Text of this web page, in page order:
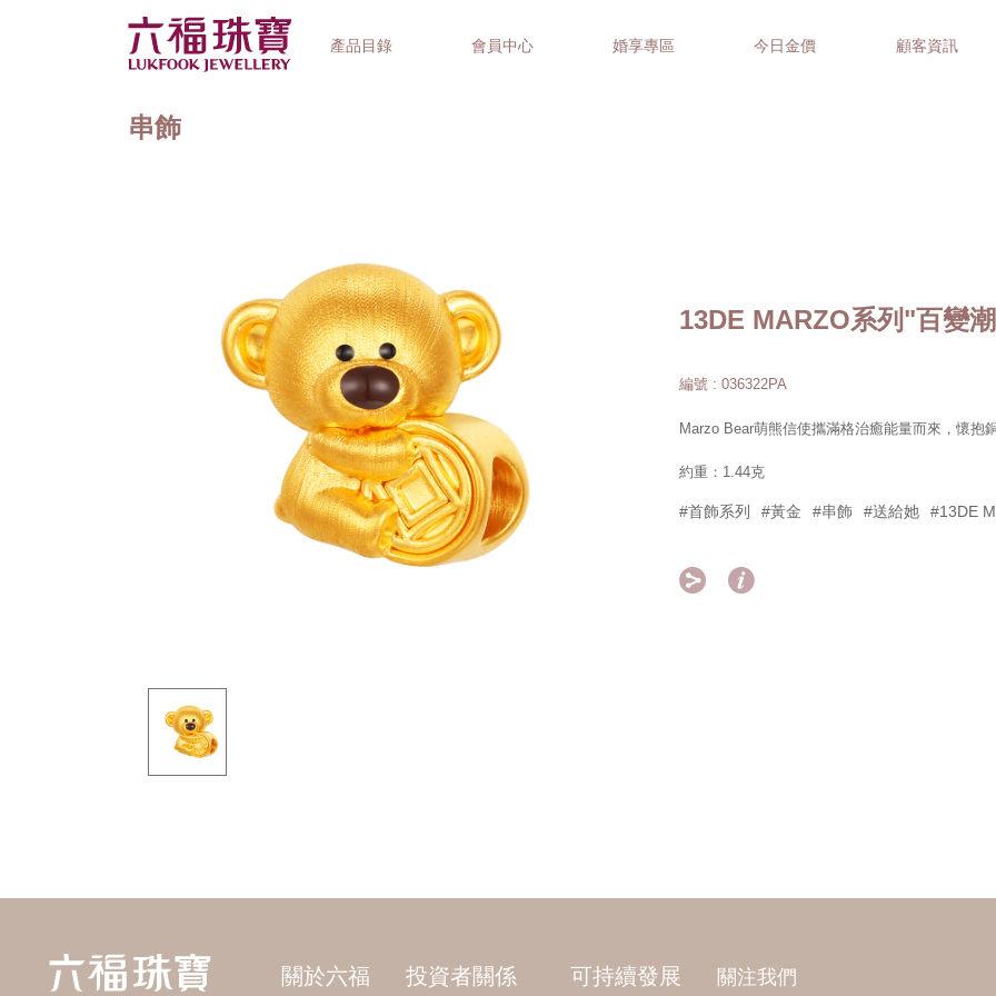
產品目錄 會員中心 婚享專區 今日金價 顧客資訊
串飾
13DE MARZO系列"百變
編號 : 036322PA
Marzo Bear萌熊信使攜滿格治癒能量而來，懷抱
約重：1.44克
#首飾系列 #黃金 #串飾 #送給她 #13DE
 
關於六福 投資者關係 可持續發展 關注我們